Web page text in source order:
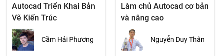
Autocad Triển Khai Bản
Vẽ Kiến Trúc
Cầm Hải Phương
Làm chủ Autocad cơ bản
và nâng cao
Nguyễn Duy Thân